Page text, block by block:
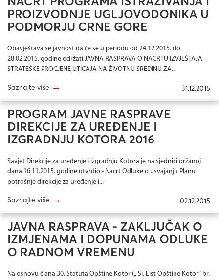
PROIZVODNJE UGLJOVODONIKA U
PODMORJU CRNE GORE
Obavještava se javnost da će se u periodu od 24.12.2015. do
28.02.2015. godine održati:JAVNA RASPRAVA O NACRTU IZVJEŠTAJA
STRATEŠKE PROCJENE UTICAJA NA ŽIVOTNU SREDINU ZA...
Saznajte više → 31.12.2015.
PROGRAM JAVNE RASPRAVE
DIREKCIJE ZA UREĐENJE I
IZGRADNJU KOTORA 2016
Savjet Direkcije za uređenje i izgradnju Kotora je na sjednici oržanoj
dana 16.11.2015. godine utvrdio:- Nacrt Odluke o usvajanju Planu
potrošnje direkcije za uređenje i...
Saznajte više → 02.12.2015.
JAVNA RASPRAVA - ZAKLJUČAK O
IZMJENAMA I DOPUNAMA ODLUKE
O RADNOM VREMENU
Na osnovu člana 30. Statuta Opštine Kotor („ Sl. List Opštine Kotor“ br.